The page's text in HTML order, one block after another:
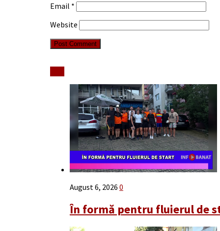
Email *
Website
August 6, 2026 0
În formă pentru fluierul de